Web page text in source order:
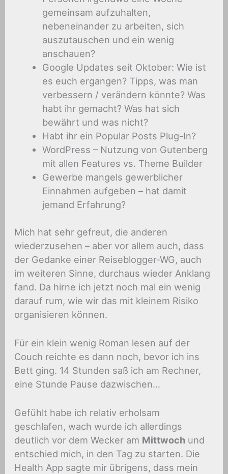
gemeinsam aufzuhalten,
nebeneinander zu arbeiten, sich
auszutauschen und ein wenig
anschauen?
Google Updates seit Oktober: Wie ist
es euch ergangen? Tipps, was man
verbessern / verändern könnte? Was
habt ihr gemacht? Was hat sich
bewährt und was nicht?
Habt ihr ein Popular Posts Plug-In?
WordPress – Nutzung von Gutenberg
mit allen Features vs. Theme Builder
Gewerbe mangels gewerblicher
Einnahmen aufgeben – hat damit
jemand Erfahrung?
Mich hat sehr gefreut, die anderen
wiederzusehen – aber vor allem auch, dass
der Gedanke einer Reiseblogger-WG, auch
im weiteren Sinne, durchaus wieder Anklang
fand. Da hirne ich jetzt noch mal ein wenig
darauf rum, wie wir das mit kleinem Risiko
organisieren können.
Für ein klein wenig Roman lesen auf der
Couch reichte es dann noch, bevor ich ins
Bett ging. 14 Stunden saß ich am Rechner,
eine Stunde Pause dazwischen…
Gefühlt habe ich relativ erholsam
geschlafen, wach wurde ich allerdings
deutlich vor dem Wecker am Mittwoch und
entschied mich, in den Tag zu starten. Die
Health App sagte mir übrigens, dass mein